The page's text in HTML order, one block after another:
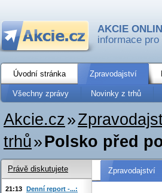
AKCIE
informace
Úvodní stránka Zpravodajství
Všechny zprávy Novinky z trhů
Akcie.cz»
trhů»Polsko před
Zpravodajství
Právě diskutujete
21:13 Denní report -...: